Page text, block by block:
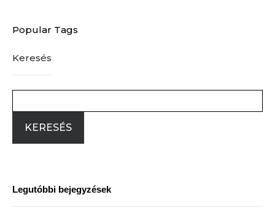
Popular Tags
Keresés
KERESÉS
Legutóbbi bejegyzések